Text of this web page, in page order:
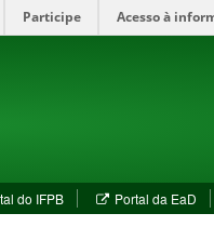
Participe Acesso à
do IFPB(abre
em
Portal da EaD
em